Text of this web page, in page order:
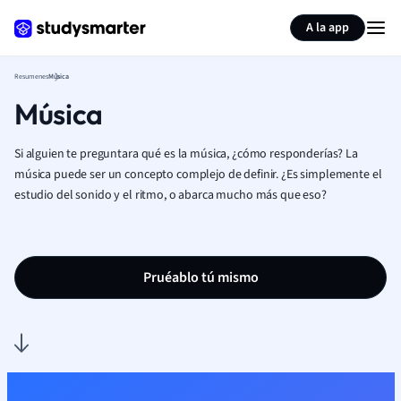
A la app
ResumenesMúsica
Música
Si alguien te preguntara qué es la música, ¿cómo responderías? La
música puede ser un concepto complejo de definir. ¿Es simplemente el
estudio del sonido y el ritmo, o abarca mucho más que eso?
Pruéablo tú mismo
Resumir página